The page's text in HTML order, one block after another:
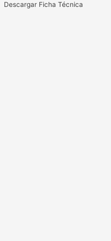
Descargar Ficha Técnica